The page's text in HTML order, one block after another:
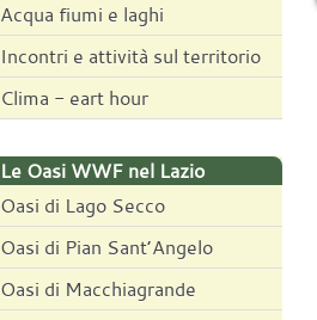
Acqua fiumi e laghi
Incontri e attività sul territorio
Clima - eart hour
Le Oasi WWF nel Lazio
Oasi di Lago Secco
Oasi di Pian Sant’Angelo
Oasi di Macchiagrande